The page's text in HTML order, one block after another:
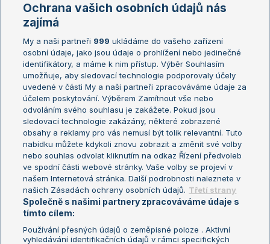
Žebříčky
Žebříček ATP (muži)
Žebříček WTA (ženy)
Sázkařský žebříček
Australian Open
French Open
Wimbledon
US Open
Turnaj mistrů
Turnaj mistryň
Aktualní trendy
Fotbalové přestupy
Livesport Daily
LS Prague Open
Ochrana vašich osobních údajů nás
zajímá
My a naši partneři 999 ukládáme do vašeho zařízení
osobní údaje, jako jsou údaje o prohlížení nebo jedinečné
identifikátory, a máme k nim přístup. Výběr Souhlasím
umožňuje, aby sledovací technologie podporovaly účely
uvedené v části My a naši partneři zpracováváme údaje za
účelem poskytování. Výběrem Zamítnout vše nebo
odvoláním svého souhlasu je zakážete. Pokud jsou
sledovací technologie zakázány, některé zobrazené
obsahy a reklamy pro vás nemusí být tolik relevantní. Tuto
nabídku můžete kdykoli znovu zobrazit a změnit své volby
nebo souhlas odvolat kliknutím na odkaz Řízení předvoleb
ve spodní části webové stránky. Vaše volby se projeví v
našem Internetová stránka. Další podrobnosti naleznete v
našich Zásadách ochrany osobních údajů. Třetí strany
Společně s našimi partnery zpracováváme údaje s
tímto cílem:
Používání přesných údajů o zeměpisné poloze . Aktivní
vyhledávání identifikačních údajů v rámci specifických